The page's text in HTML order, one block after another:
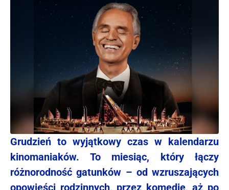
Grudzień to wyjątkowy czas w kalendarzu
kinomaniaków. To miesiąc, który łączy
różnorodność gatunków – od wzruszających